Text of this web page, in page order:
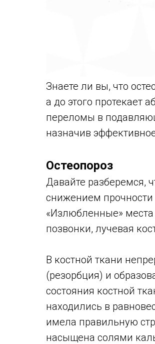
Знаете ли вы, что
а до этого протекает
переломы в
назначив
Остеопороз
Давайте разберемся,
снижением
«Излюбленные»
позвонки, лучевая
В костной ткани
(резорбция) и
состояния костной
находились в
имела правильную
насыщена солями